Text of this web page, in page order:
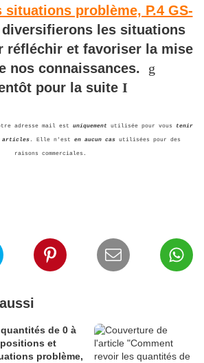
situations problème, P.4 GS-
diversifierons les situations
réfléchir et favoriser la mise
nos connaissances. g
pour la suite I
adresse mail est uniquement utilisée pour vous tenir
articles . Elle n'est en aucun cas utilisées pour des
raisons commerciales.
de 0 à
et
problème,